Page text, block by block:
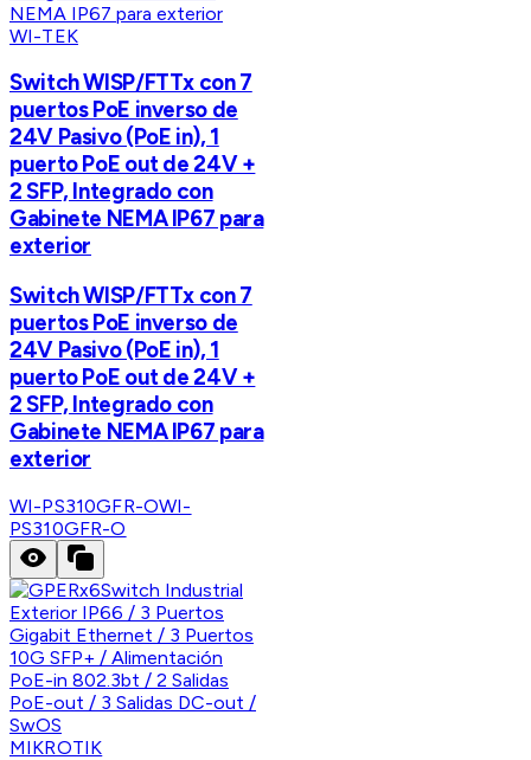
WI-TEK
Switch WISP/FTTx con 7
puertos PoE inverso de
24V Pasivo (PoE in), 1
puerto PoE out de 24V +
2 SFP, Integrado con
Gabinete NEMA IP67 para
exterior
Switch WISP/FTTx con 7
puertos PoE inverso de
24V Pasivo (PoE in), 1
puerto PoE out de 24V +
2 SFP, Integrado con
Gabinete NEMA IP67 para
exterior
WI-PS310GFR-OWI-
PS310GFR-O
MIKROTIK